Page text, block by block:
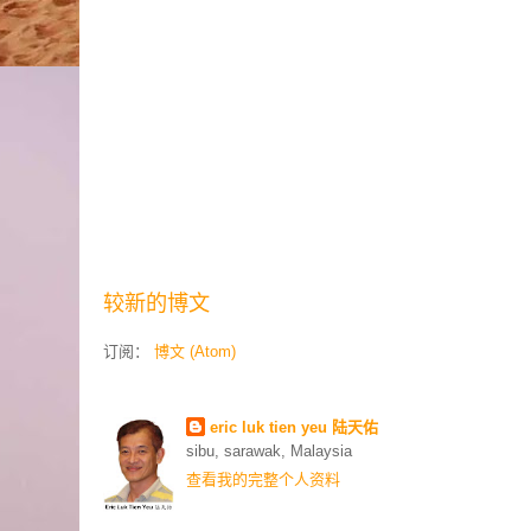
较新的博文
订阅： 博文 (Atom)
eric luk tien yeu 陆天佑
sibu, sarawak, Malaysia
查看我的完整个人资料